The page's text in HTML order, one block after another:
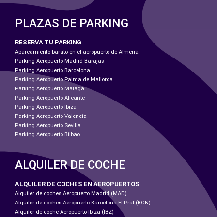
PLAZAS DE PARKING
RESERVA TU PARKING
Aparcamiento barato en el aeropuerto de Almeria
Parking Aeropuerto Madrid-Barajas
Parking Aeropuerto Barcelona
Parking Aeropuerto Palma de Mallorca
Parking Aeropuerto Malaga
Parking Aeropuerto Alicante
Parking Aeropuerto Ibiza
Parking Aeropuerto Valencia
Parking Aeropuerto Sevilla
Parking Aeropuerto Bilbao
ALQUILER DE COCHE
ALQUILER DE COCHES EN AEROPUERTOS
Alquiler de coches Aeropuerto Madrid (MAD)
Alquiler de coches Aeropuerto Barcelona-El Prat (BCN)
Alquiler de coche Aeropuerto Ibiza (IBZ)